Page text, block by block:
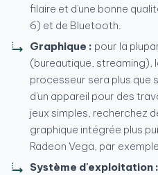
filaire et d'une bonne
6) et de Bluetooth.
Graphique : pour la
(bureautique, streaming),
processeur sera plus que
d'un appareil pour des
jeux simples, recherchez
graphique intégrée plus
Radeon Vega, par
Système d'exploitation :